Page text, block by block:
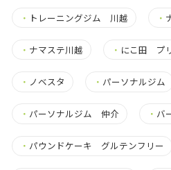
・ トレーニングジム 川越 ・
・ ナマステ川越 ・ にこ田 プ
・ ノベスタ ・ パーソナルジム
・ パーソナルジム 仲介 ・ バ
・ パウンドケーキ グルテンフリー